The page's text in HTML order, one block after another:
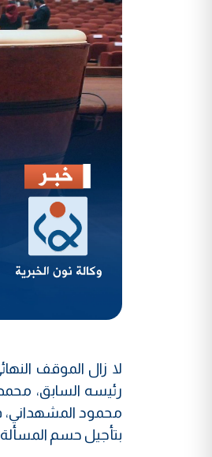
لا زال الموقف
رئيسه السابق،
محمود المشهداني،
بتأجيل حسم المسألة